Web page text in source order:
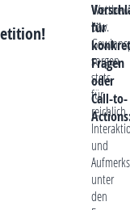
bzw.
sorgen
stets
für
reichlich
und
unter
den
für
Fragen
oder
Call-to-